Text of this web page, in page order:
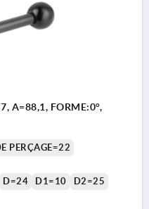
A=88,1, FORME:0°,
PERÇAGE=22
D=24 D1=10
D2=25